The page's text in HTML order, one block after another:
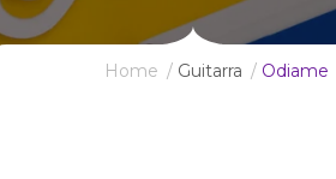
Home Guitarra Odiame